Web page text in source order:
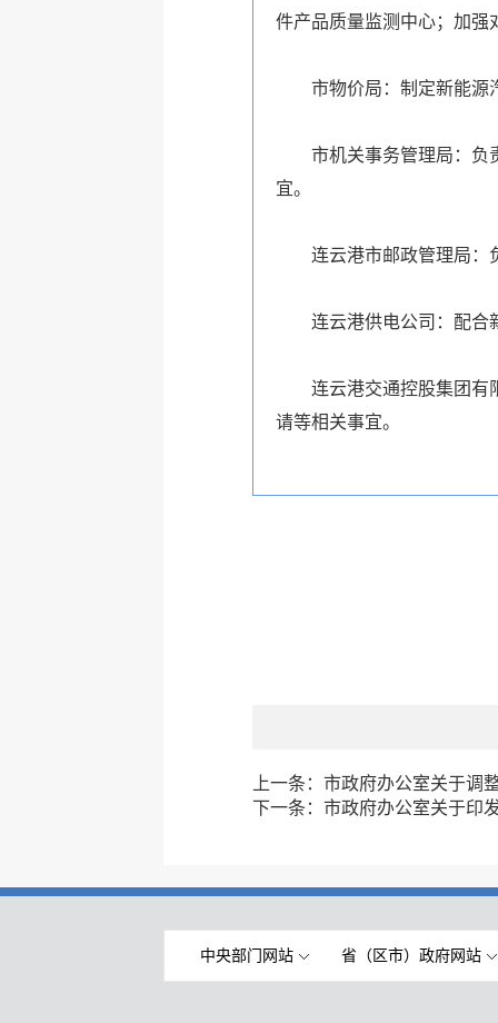
件产品质量监测中心；加强
市物价局：制定新能源汽
市机关事务管理局：负责
宜。
连云港市邮政管理局：负
连云港供电公司：配合新
连云港交通控股集团有限
请等相关事宜。
上一条： 市政府办公室关于调
下一条： 市政府办公室关于印
中央部门网站 省（区市）政府网站